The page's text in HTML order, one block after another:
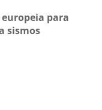
europeia para
sismos